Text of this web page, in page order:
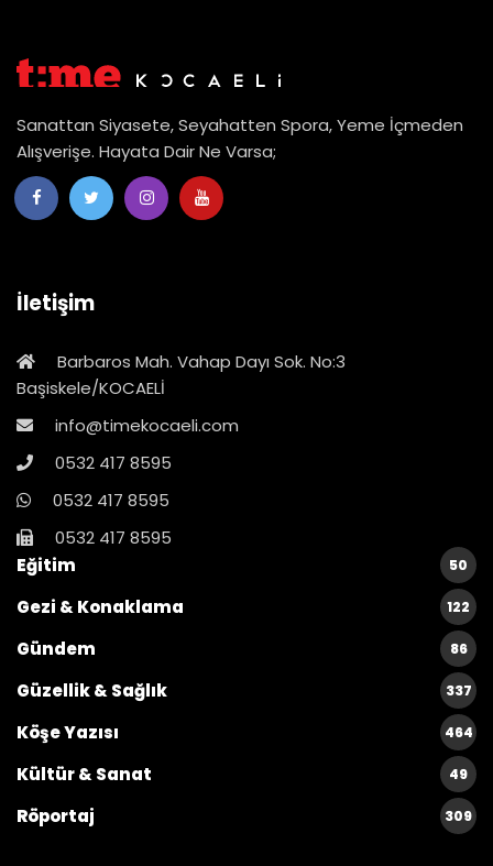
Sanattan Siyasete, Seyahatten Spora, Yeme İçmeden
Alışverişe. Hayata Dair Ne Varsa;
İletişim
Barbaros Mah. Vahap Dayı Sok. No:3
Başiskele/KOCAELİ
info@timekocaeli.com
0532 417 8595
0532 417 8595
0532 417 8595
Eğitim
50
Gezi & Konaklama 122
Gündem 86
Güzellik & Sağlık 337
Köşe Yazısı 464
Kültür & Sanat 49
Röportaj 309